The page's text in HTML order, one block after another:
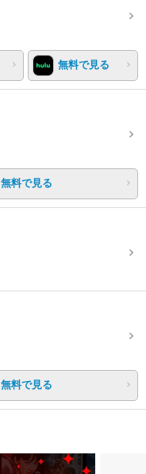
無料で見る
無料で見る
無料で見る